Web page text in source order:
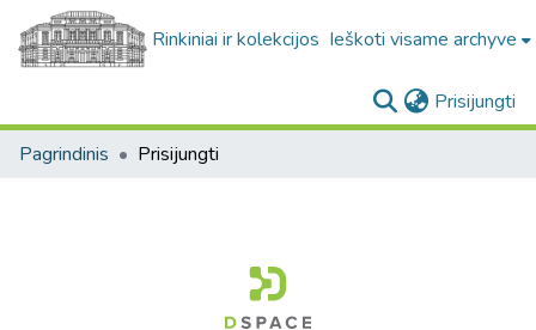
Rinkiniai ir kolekcijos Ieškoti visame archyve
Prisijungti
Pagrindinis Prisijungti